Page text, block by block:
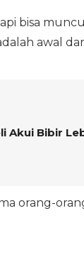
bisa
awal
Akui Bibir
orang-